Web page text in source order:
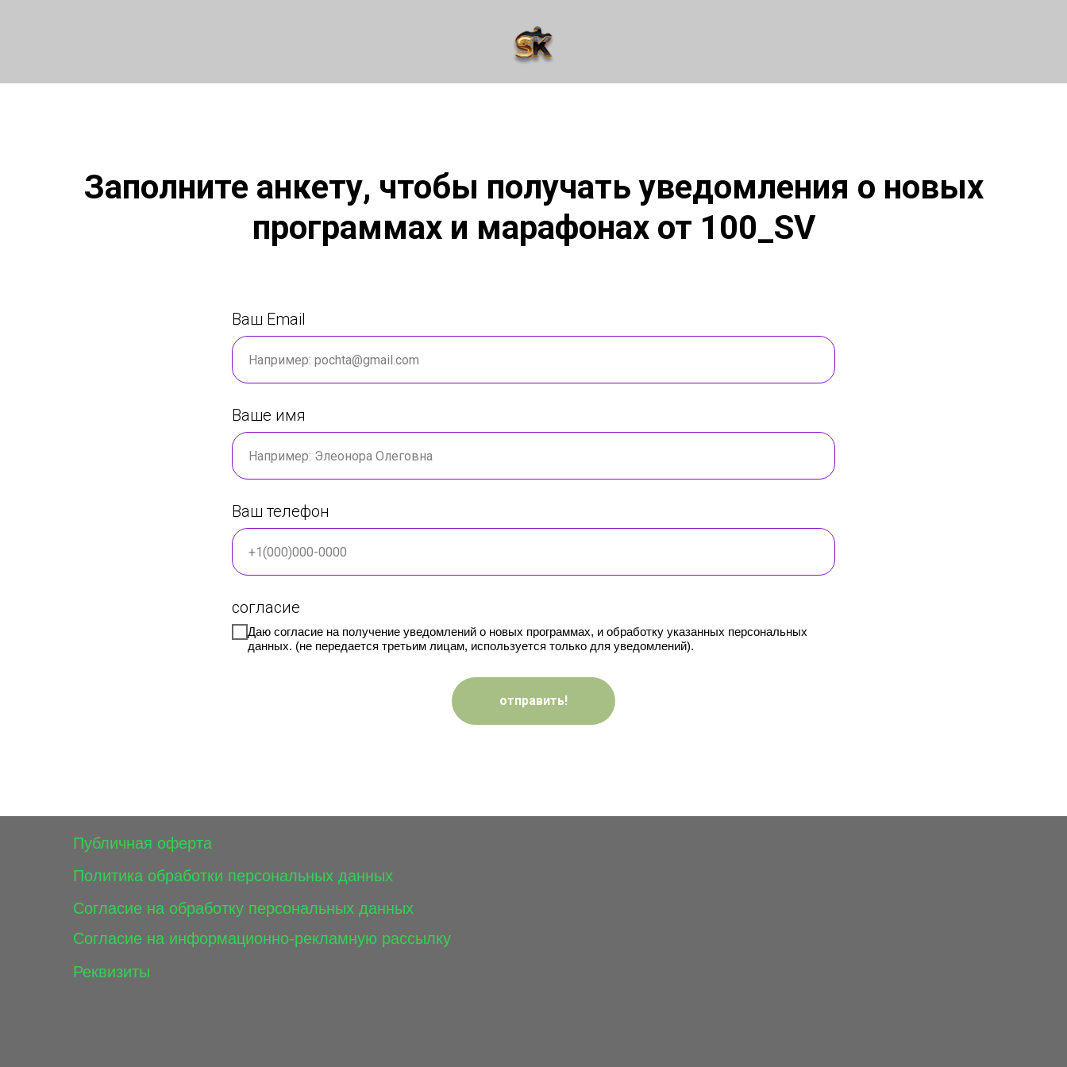
Заполните анкету, чтобы получать уведомления о новых
программах и марафонах от 100_SV
Ваш Email
Ваше имя
Ваш телефон
согласие
Даю согласие на получение уведомлений о новых программах, и обработку указанных персональных
данных. (не передается третьим лицам, используется только для уведомлений).
отправить!
Политика обработки персональных данных
Публичная оферта
Согласие на обработку персональных данных
Согласие на информационно-рекламную рассылку
Реквизиты